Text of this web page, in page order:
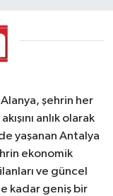
şehrin her
anlık olarak
yaşanan Antalya
ekonomik
ve güncel
kadar geniş bir